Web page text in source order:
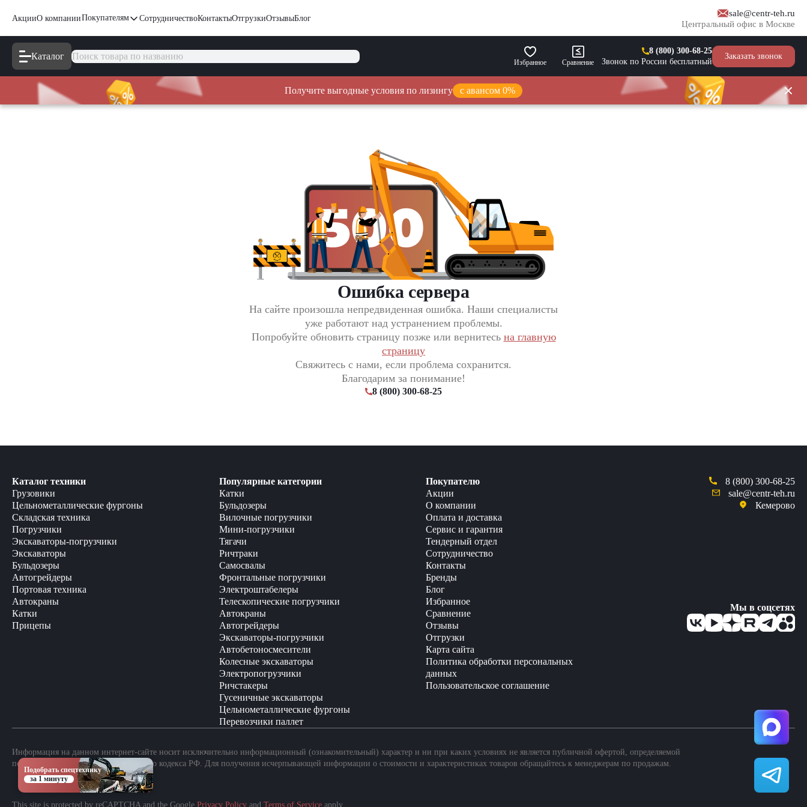
АкцииО компанииПокупателям СотрудничествоКонтактыОтгрузкиОтзывыБлог
sale@centr-teh.ru
Центральный офис в Москве
Каталог
Избранное Сравнение
8 (800) 300-68-25
Звонок по России бесплатный
Заказать звонок
Получите выгодные условия по лизингу с авансом 0%
Ошибка сервера
На сайте произошла непредвиденная ошибка. Наши специалисты
уже работают над устранением проблемы.
Попробуйте обновить страницу позже или вернитесь на главную
страницу
Свяжитесь с нами, если проблема сохранится.
Благодарим за понимание!
8 (800) 300-68-25
Каталог техники
Грузовики
Цельнометаллические фургоны
Складская техника
Погрузчики
Экскаваторы-погрузчики
Экскаваторы
Бульдозеры
Автогрейдеры
Портовая техника
Автокраны
Катки
Прицепы
Популярные категории
Катки
Бульдозеры
Вилочные погрузчики
Мини-погрузчики
Тягачи
Ричтраки
Самосвалы
Фронтальные погрузчики
Электроштабелеры
Телескопические погрузчики
Автокраны
Автогрейдеры
Экскаваторы-погрузчики
Автобетоносмесители
Колесные экскаваторы
Электропогрузчики
Ричстакеры
Гусеничные экскаваторы
Цельнометаллические фургоны
Перевозчики паллет
Покупателю
Акции
О компании
Оплата и доставка
Сервис и гарантия
Тендерный отдел
Сотрудничество
Контакты
Бренды
Блог
Избранное
Сравнение
Отзывы
Отгрузки
Карта сайта
Политика обработки персональных
данных
Пользовательское соглашение
8 (800) 300-68-25
sale@centr-teh.ru
Кемерово
Мы в соцсетях
Информация на данном интернет-сайте носит исключительно информационный (ознакомительный) характер и ни при каких условиях не является публичной офертой, определяемой
положениями Статьи 437 Гражданского кодекса РФ. Для получения исчерпывающей информации о стоимости и характеристиках товаров обращайтесь к менеджерам по продажам.
This site is protected by reCAPTCHA and the Google Privacy Policy and Terms of Service apply.
Подобрать спецтехнику
за 1 минуту